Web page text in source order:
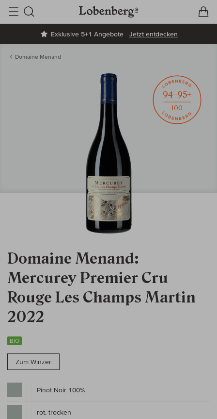
Exklusive 5+1 Angebote Jetzt entdecken
Suche
Domaine Menand
Domaine Menand:
Mercurey Premier Cru
Rouge Les Champs Martin
2022
BIO
Zum Winzer
94–95+
100
Pinot Noir 100%
rot, trocken